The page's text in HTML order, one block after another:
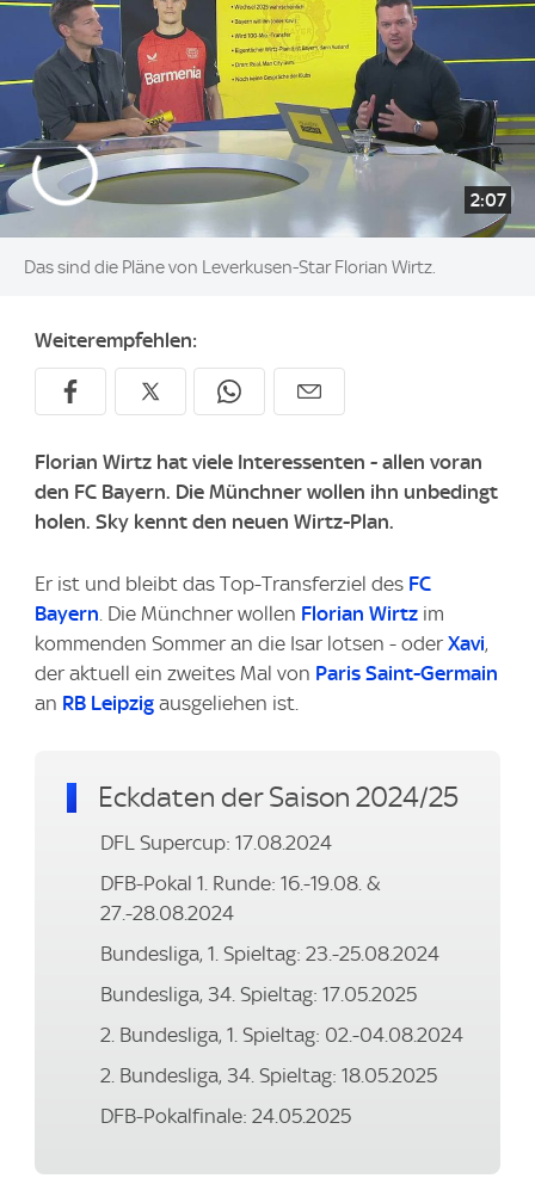
2:07
Das sind die Pläne von Leverkusen-Star Florian Wirtz.
Weiterempfehlen:
Florian Wirtz hat viele Interessenten - allen voran
den FC Bayern. Die Münchner wollen ihn unbedingt
holen. Sky kennt den neuen Wirtz-Plan.
Er ist und bleibt das Top-Transferziel des FC
Bayern. Die Münchner wollen Florian Wirtz im
kommenden Sommer an die Isar lotsen - oder Xavi,
der aktuell ein zweites Mal von Paris Saint-Germain
an RB Leipzig ausgeliehen ist.
Eckdaten der Saison 2024/25
DFL Supercup: 17.08.2024
DFB-Pokal 1. Runde: 16.-19.08. &
27.-28.08.2024
Bundesliga, 1. Spieltag: 23.-25.08.2024
Bundesliga, 34. Spieltag: 17.05.2025
2. Bundesliga, 1. Spieltag: 02.-04.08.2024
2. Bundesliga, 34. Spieltag: 18.05.2025
DFB-Pokalfinale: 24.05.2025